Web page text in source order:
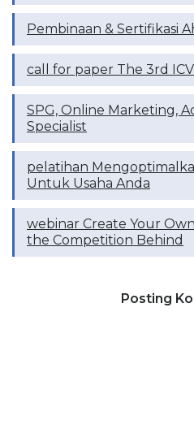
Pembinaan & Sertifikasi
call for paper The 3rd
SPG, Online Marketing,
Specialist
pelatihan
Untuk Usaha Anda
webinar Create Your
the Competition Behind
Posting